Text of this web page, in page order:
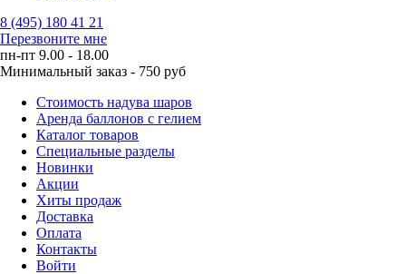
8 (495) 180 41 21
Перезвоните мне
пн-пт 9.00 - 18.00
Минимальный заказ - 750 руб
Стоимость надува шаров
Аренда баллонов с гелием
Каталог товаров
Специальные разделы
Новинки
Акции
Хиты продаж
Доставка
Оплата
Контакты
Войти